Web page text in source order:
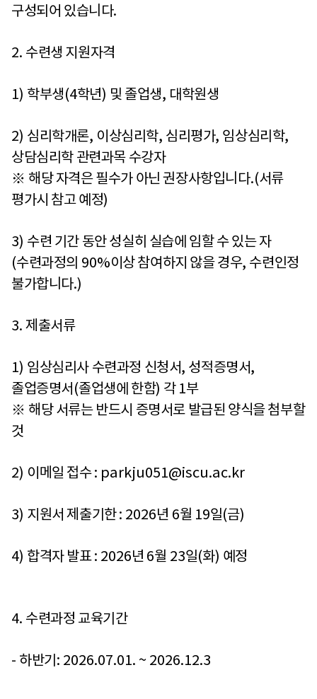
구성되어 있습니다.
2. 수련생 지원자격
1) 학부생(4학년) 및 졸업생, 대학원생
2) 심리학개론, 이상심리학, 심리평가, 임상심리학,
상담심리학 관련과목 수강자
※ 해당 자격은 필수가 아닌 권장사항입니다.(서류
평가시 참고 예정)
3) 수련 기간 동안 성실히 실습에 임할 수 있는 자
(수련과정의 90%이상 참여하지 않을 경우, 수련인정
불가합니다.)
3. 제출서류
1) 임상심리사 수련과정 신청서, 성적증명서,
졸업증명서 (졸업생에 한함) 각 1부
※ 해당 서류는 반드시 증명서로 발급된 양식을 첨부할
것
2) 이메일 접수: parkju051@iscu.ac.kr
3) 지원서 제출기한: 2026년 6월 19일(금)
4) 합격자 발표: 2026년 6월 23일(화) 예정
4. 수련과정 교육기간
- 하반기 : 2026.07.01. ~ 2026.12.3